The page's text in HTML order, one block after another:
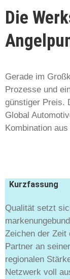
Die
Gerade im
Prozesse und
günstiger Preis.
Global
Kombination
Kurzfassung
Qualität setzt
Zeichen der Zeit
Partner an
regionalen
Netzwerk voll